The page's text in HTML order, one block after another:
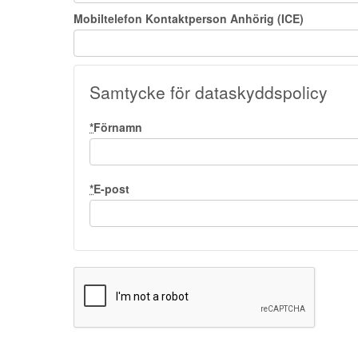
Mobiltelefon Kontaktperson Anhörig (ICE)
Samtycke för dataskyddspolicy
*Förnamn
*E-post